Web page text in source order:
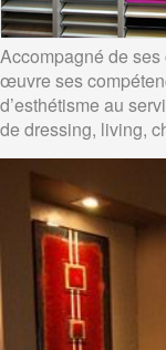
Accompagné de ses
œuvre ses
d’esthétisme au
de dressing, living,